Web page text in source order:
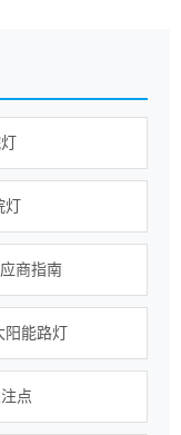
灯
商指南
阳能路灯
点